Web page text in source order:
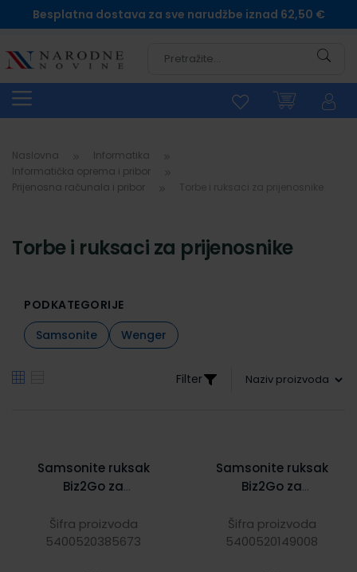
Besplatna dostava za sve narudžbe iznad 62,50 €
Naslovna
Informatika
Informatička oprema i pribor
Prijenosna računala i pribor
Torbe i ruksaci za prijenosnike
PODKATEGORIJE
Samsonite
Wenger
Filter
Samsonite ruksak
Biz2Go za
15,6", 22,5 L, sivi
Šifra proizvoda
5400520385673
Samsonite ruksak
Biz2Go za
15.6", 30/35 L, plavi
Šifra proizvoda
5400520149008